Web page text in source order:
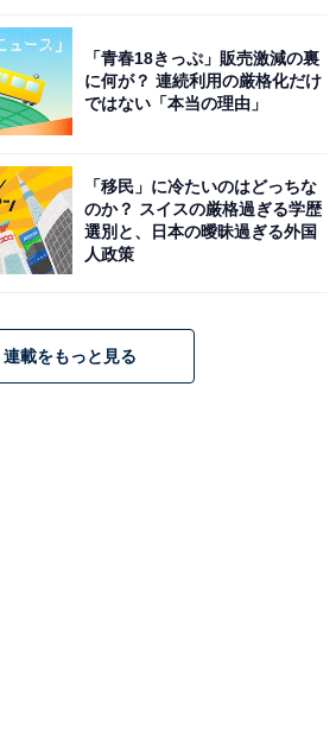
「青春18きっぷ」販売激減の裏
に何が？ 連続利用の厳格化だけ
ではない「本当の理由」
「移民」に冷たいのはどっちな
のか？ スイスの厳格過ぎる学歴
選別と、日本の曖昧過ぎる外国
人政策
連載をもっと見る